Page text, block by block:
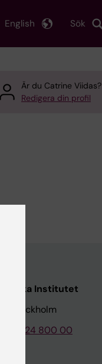
Sök
English
Är du Catrine Viidas?
Redigera din profil
Institutet
77 Stockholm
08-524 800 00